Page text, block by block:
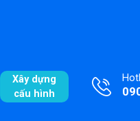
Xây dựng
cấu hình